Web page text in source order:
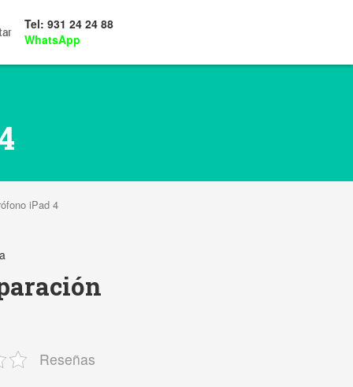
Tel: 931 24 24 88
WhatsApp
iPad 4
Reseñas